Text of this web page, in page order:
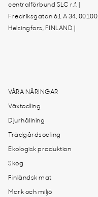
centralförbund SLC r.f. |
Fredriksgatan 61 A 34, 00100
Helsingfors, FINLAND |
VÅRA NÄRINGAR
Växtodling
Djurhållning
Trädgårdsodling
Ekologisk produktion
Skog
Finländsk mat
Mark och miljö